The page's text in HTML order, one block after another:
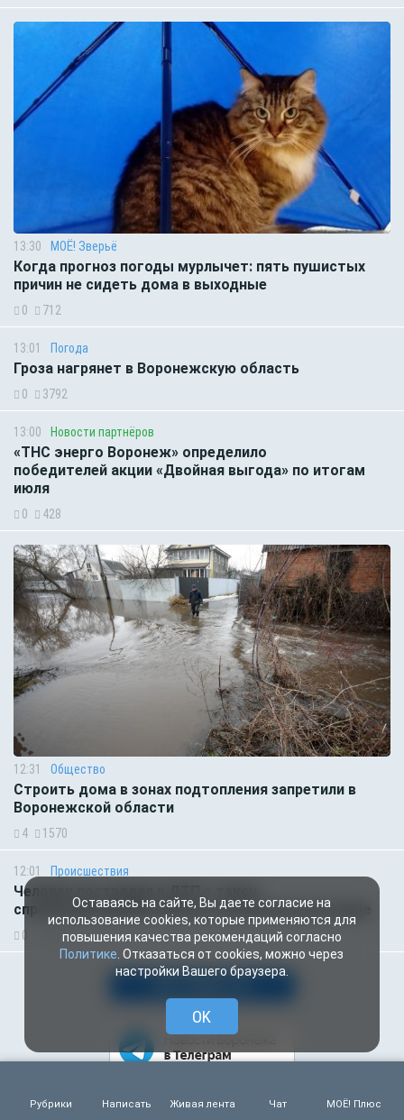
13:30 МОЁ! Зверьё
Когда прогноз погоды мурлычет: пять пушистых
причин не сидеть дома в выходные
0 712
13:01 Погода
Гроза нагрянет в Воронежскую область
0 3792
13:00 Новости партнёров
«ТНС энерго Воронеж» определило
победителей акции «Двойная выгода» по итогам
июля
0 428
12:31 Общество
Строить дома в зонах подтопления запретили в
Воронежской области
4 1570
12:01 Происшествия
Человек пострадал в ДТП с такси,
спровоцировавшим пробку на воронежской улице
0 1584
Рубрики Написать Живая лента Чат МОЁ! Плюс
Оставаясь на сайте, Вы даете согласие на
использование cookies, которые применяются для
повышения качества рекомендаций согласно
Политике . Отказаться от cookies, можно через
настройки Вашего браузера.
OK